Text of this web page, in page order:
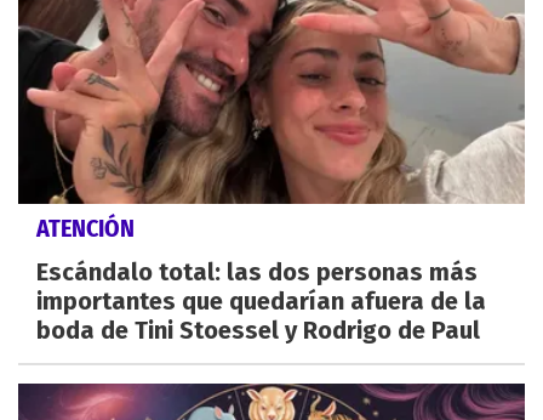
ATENCIÓN
Escándalo total: las dos personas más
importantes que quedarían afuera de la
boda de Tini Stoessel y Rodrigo de Paul